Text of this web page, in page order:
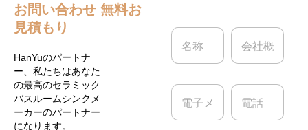
お問い合わせ 無料お
見積もり
HanYuのパートナ
ー、私たちはあなた
の最高のセラミック
バスルームシンクメ
ーカーのパートナー
になります。
名
*
会
概
電
メ
電